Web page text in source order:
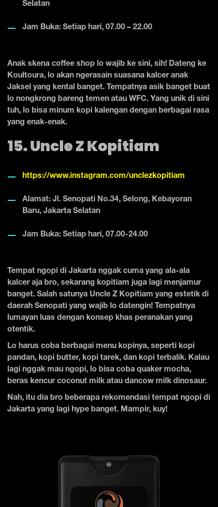
Selatan
Jam Buka: Setiap hari, 07.00 – 22.00
Anak skena coffee shop lo wajib ke sini, sih! Dateng ke
Koultoura, lo akan ngerasain suasana kalcer anak
Jaksel yang kental banget. Tempatnya asik banget buat
lo nongkrong bareng temen atau WFC. Yang unik di sini
tuh, lo bisa minum kopi kalengan dengan berbagai rasa
yang enak-enak.
15. Uncle Z Kopitiam
https://www.instagram.com/unclezkopitiam
Alamat: Jl. Senopati No.34, Selong, Kebayoran
Baru, Jakarta Selatan
Jam Buka: Setiap hari, 07.00-24.00
Tempat ngopi di Jakarta nggak cuma yang ala-ala
kalcer aja bro, sekarang kopitiam juga lagi menjamur
banget. Salah satunya Uncle Z Kopitiam yang estetik di
daerah Senopati yang wajib lo datengin! Tempatnya
lumayan luas dengan konsep khas peranakan yang
otentik.
Lo harus coba berbagai menu kopinya, seperti kopi
pandan, kopi butter, kopi tarek, dan kopi terbalik. Kalau
lagi nggak mau ngopi, lo bisa coba quaker mocha,
beras kencur coconut milk atau dancow milk dinosaur.
Nah, itu dia bro beberapa rekomendasi tempat ngopi di
Jakarta yang lagi hype banget. Mampir, kuy!